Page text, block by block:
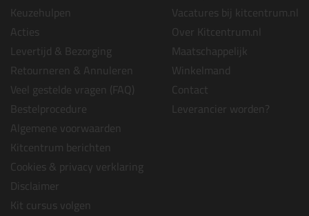
Keuzehulpen
Acties
Levertijd & Bezorging
Retourneren & Annuleren
Veel gestelde vragen (FAQ)
Bestelprocedure
Algemene voorwaarden
Kitcentrum berichten
Cookies & privacy verklaring
Disclaimer
Kit cursus volgen
Vacatures bij kitcentrum.nl
Over Kitcentrum.nl
Maatschappelijk
Winkelmand
Contact
Leverancier worden?